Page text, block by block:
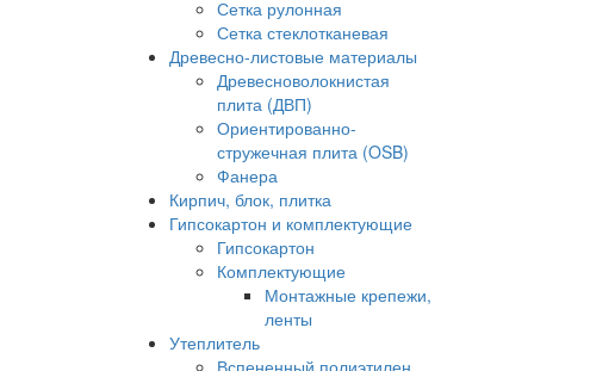
Сетка рулонная
Сетка стеклотканевая
Древесно-листовые материалы
Древесноволокнистая
плита (ДВП)
Ориентированно-
стружечная плита (OSB)
Фанера
Кирпич, блок, плитка
Гипсокартон и комплектующие
Гипсокартон
Комплектующие
Монтажные крепежи,
ленты
Утеплитель
Вспененный полиэтилен